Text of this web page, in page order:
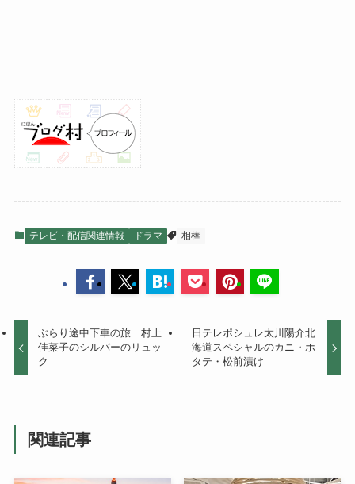
テレビ・配信関連情報 ドラマ 相棒
ぶらり途中下車の旅｜村上
佳菜子のシルバーのリュッ
ク
日テレポシュレ太川陽介北
海道スペシャルのカニ・ホ
タテ・松前漬け
関連記事